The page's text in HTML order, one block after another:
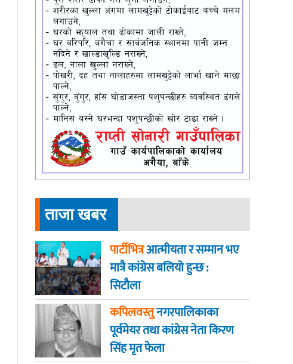
ताजा खबर
पार्टीभित्रआत्मीयता र सम्मान भए
मात्रै कांग्रेस बलियो हुन्छ :
सिटौला
कपिलवस्तुनगरपालिकाका
पूर्वमेयर तथा कांग्रेस नेता किरण
सिंह मृत फेला